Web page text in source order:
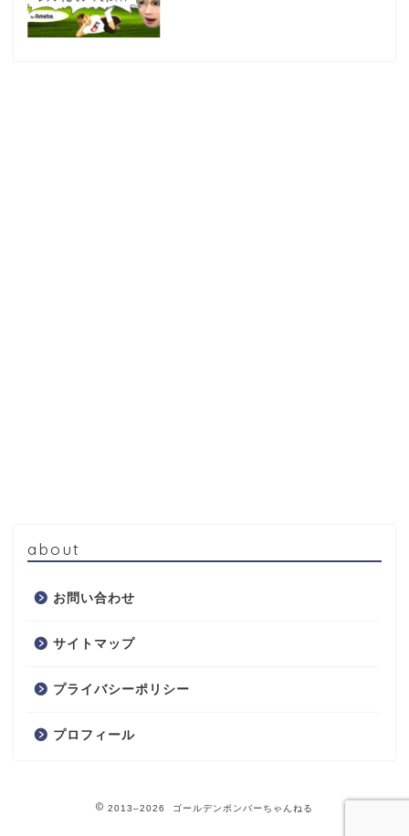
about
お問い合わせ
サイトマップ
プライバシーポリシー
プロフィール
2013–2026 ゴールデンボンバーちゃんねる